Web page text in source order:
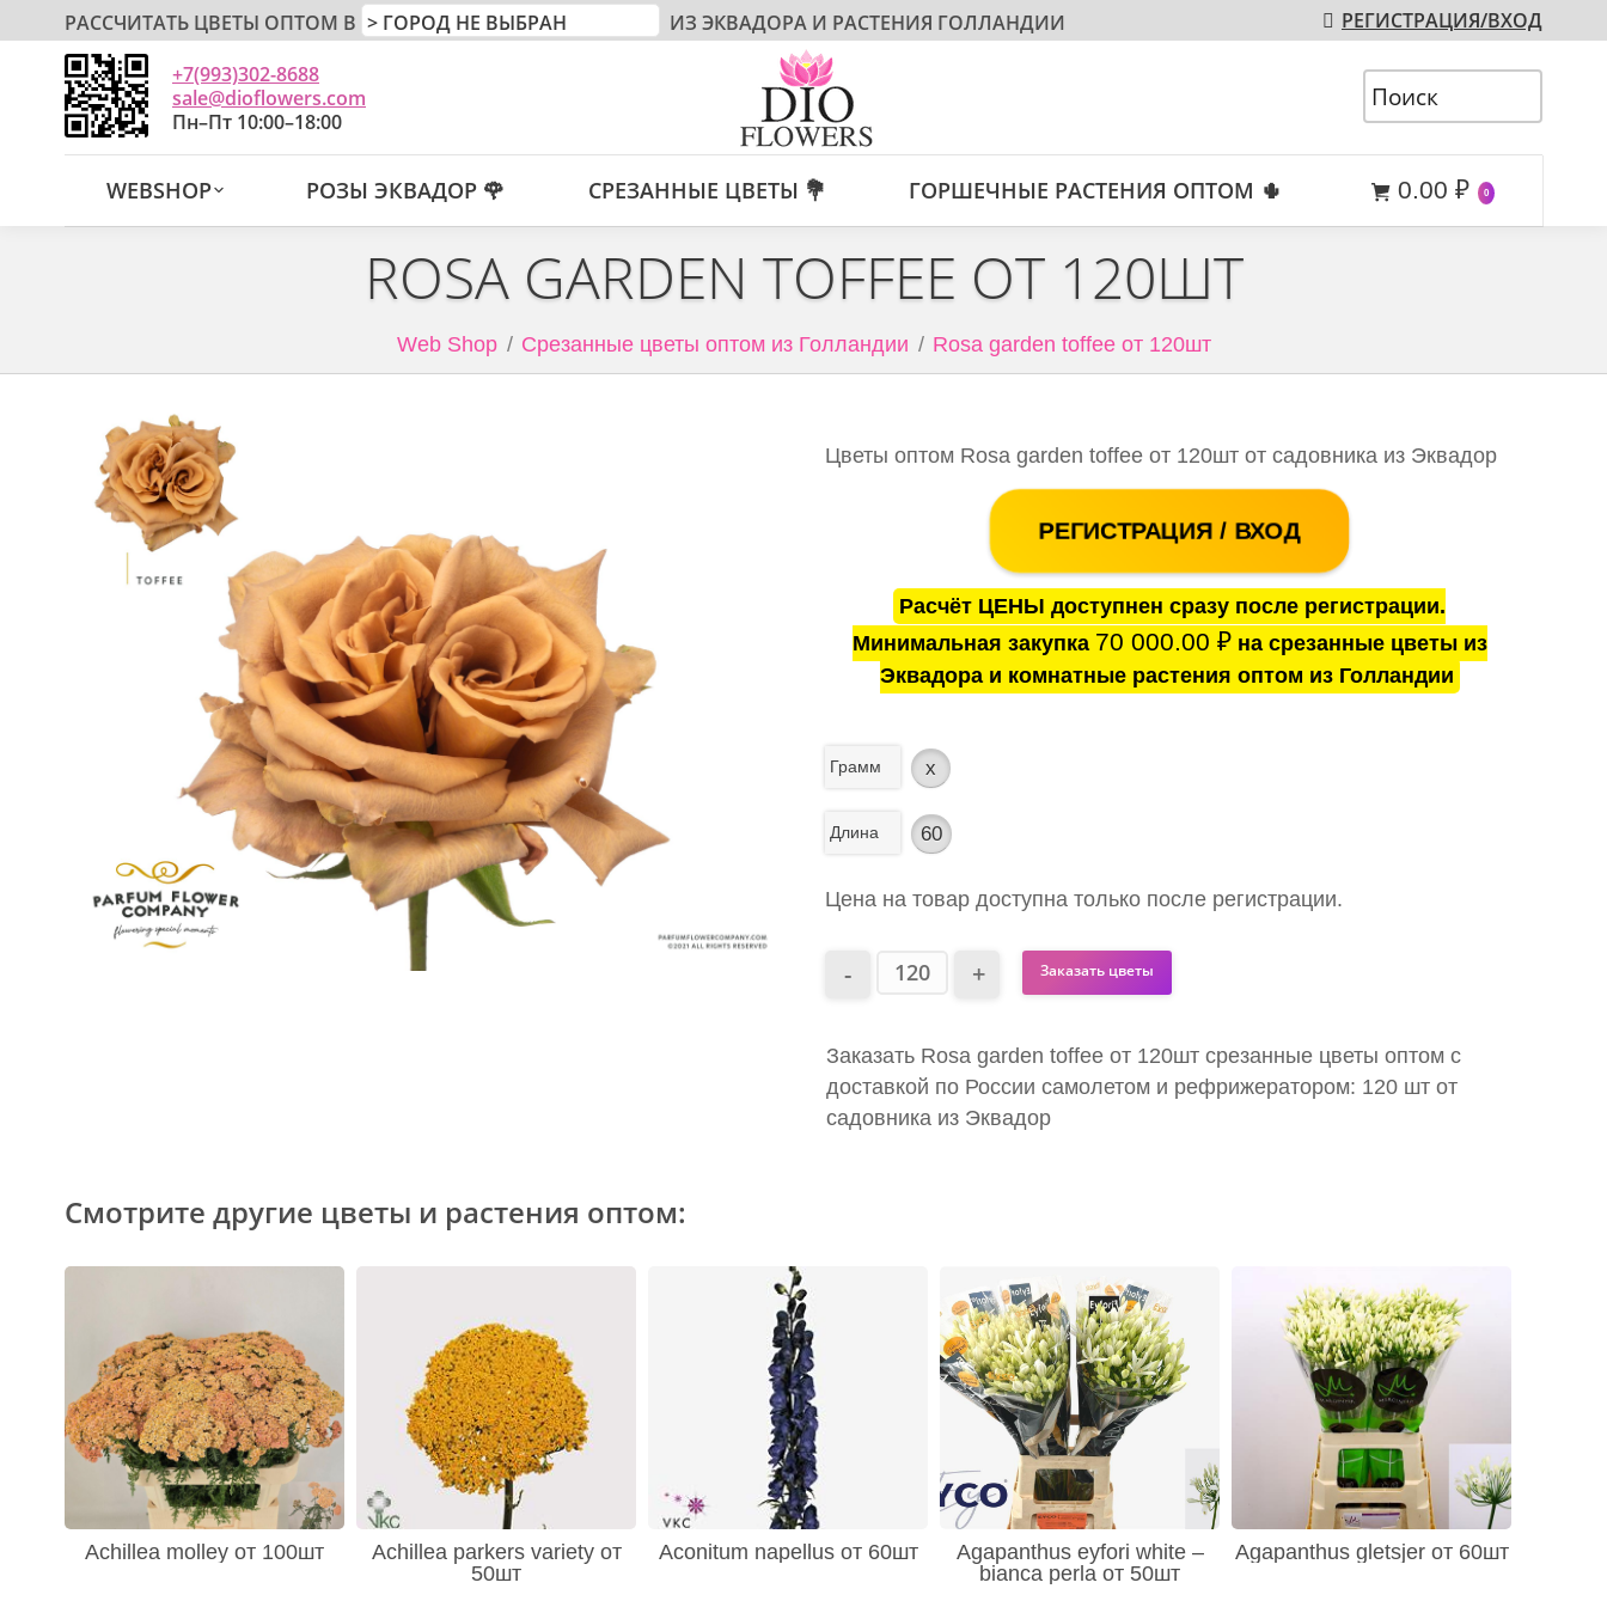
РАССЧИТАТЬ ЦВЕТЫ ОПТОМ В ИЗ ЭКВАДОРА И РАСТЕНИЯ ГОЛЛАНДИИ РЕГИСТРАЦИЯ/ВХОД
+7(993)302-8688
sale@dioflowers.com
Пн–Пт 10:00–18:00
WEBSHOP РОЗЫ ЭКВАДОР 🌹 СРЕЗАННЫЕ ЦВЕТЫ 💐 ГОРШЕЧНЫЕ РАСТЕНИЯ ОПТОМ 🌵 0.00 ₽ 0
ROSA GARDEN TOFFEE ОТ 120ШТ
Web Shop Срезанные цветы оптом из Голландии Rosa garden toffee от 120шт
Цветы оптом Rosa garden toffee от 120шт от садовника из Эквадор
РЕГИСТРАЦИЯ / ВХОД
Расчёт ЦЕНЫ доступнен сразу после регистрации.
Минимальная закупка 70 000.00 ₽на срезанные цветы из
Эквадора и комнатные растения оптом из Голландии
Грамм x
Длина 60
Цена на товар доступна только после регистрации.
Заказать цветы
Заказать Rosa garden toffee от 120шт срезанные цветы оптом с
доставкой по России самолетом и рефрижератором: 120 шт от
садовника из Эквадор
Смотрите другие цветы и растения оптом:
Achillea molley от 100шт
Achillea parkers variety от
50шт
Aconitum napellus от 60шт
Agapanthus eyfori white –
bianca perla от 50шт
Agapanthus gletsjer от 60шт